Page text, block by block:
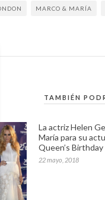
MARCO & MARÍA
TAMBIÉN
La actriz Helen
María para su
Queen’s
22 mayo, 2018